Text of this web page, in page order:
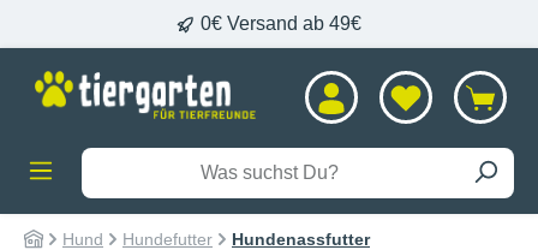
0€ Versand ab 49€
Hund Hundefutter Hundenassfutter